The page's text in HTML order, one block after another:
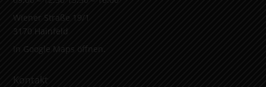
Wiener Straße 19/1
3170 Hainfeld
In Google Maps öffnen.
Kontakt